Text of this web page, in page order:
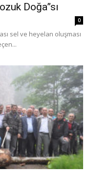
Doğa”sı
0
sel ve heyelan oluşması